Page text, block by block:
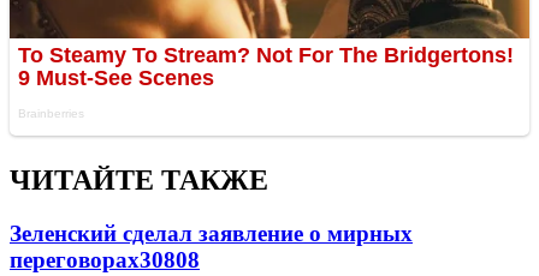
ЧИТАЙТЕ ТАКЖЕ
Зеленский сделал заявление о мирных
переговорах30808